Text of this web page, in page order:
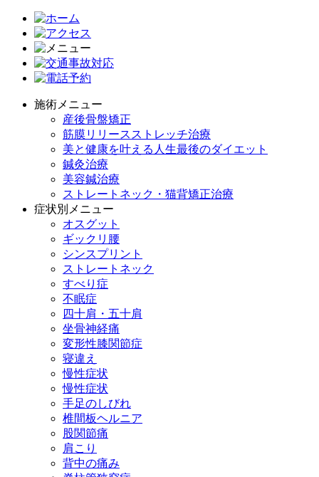
施術メニュー
産後骨盤矯正
筋膜リリースストレッチ治療
美と健康を叶える人生最後のダイエット
鍼灸治療
美容鍼治療
ストレートネック・猫背矯正治療
症状別メニュー
オスグット
ギックリ腰
シンスプリント
ストレートネック
すべり症
不眠症
四十肩・五十肩
坐骨神経痛
変形性膝関節症
寝違え
慢性症状
慢性症状
手足のしびれ
椎間板ヘルニア
股関節痛
肩こり
背中の痛み